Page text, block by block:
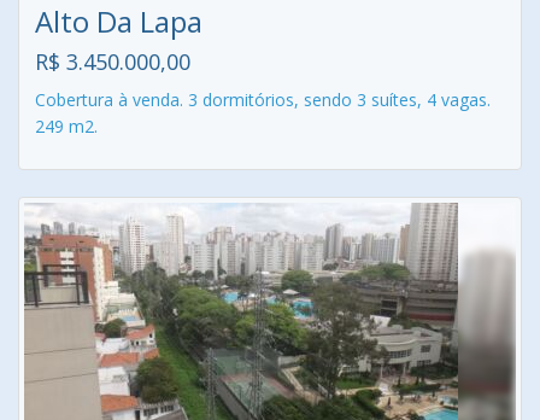
Alto Da Lapa
R$ 3.450.000,00
Cobertura à venda. 3 dormitórios, sendo 3 suítes, 4 vagas.
249 m2.